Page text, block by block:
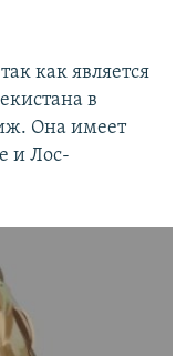
как является
в
Она имеет
и Лос-